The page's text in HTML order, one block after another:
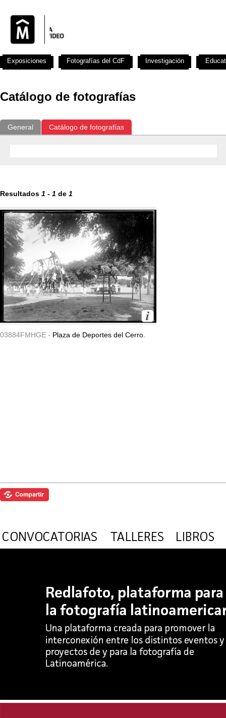
Catálogo de fotografías
General Catálogo de fotografías
Resultados 1 - 1 de 1
03884FMHGE - Plaza de Deportes del Cerro.
Exposiciones Fotografías del CdF Investigación